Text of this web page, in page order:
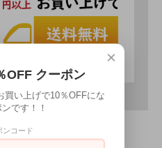
×
OFF クーポン
買い上げで10％OFFにな
です！！
ンコード